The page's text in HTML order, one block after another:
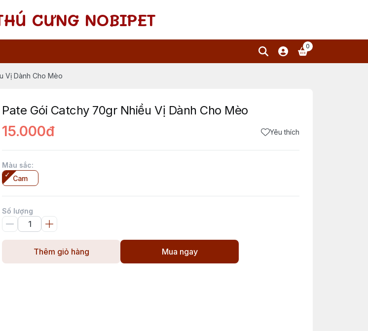
CƯNG NOBIPET
0
Vị Dành Cho Mèo
Pate Gói Catchy 70gr Nhiều Vị Dành Cho Mèo
15.000đ Yêu thích
Màu sắc:
Cam
Số lượng
Thêm giỏ hàng Mua ngay